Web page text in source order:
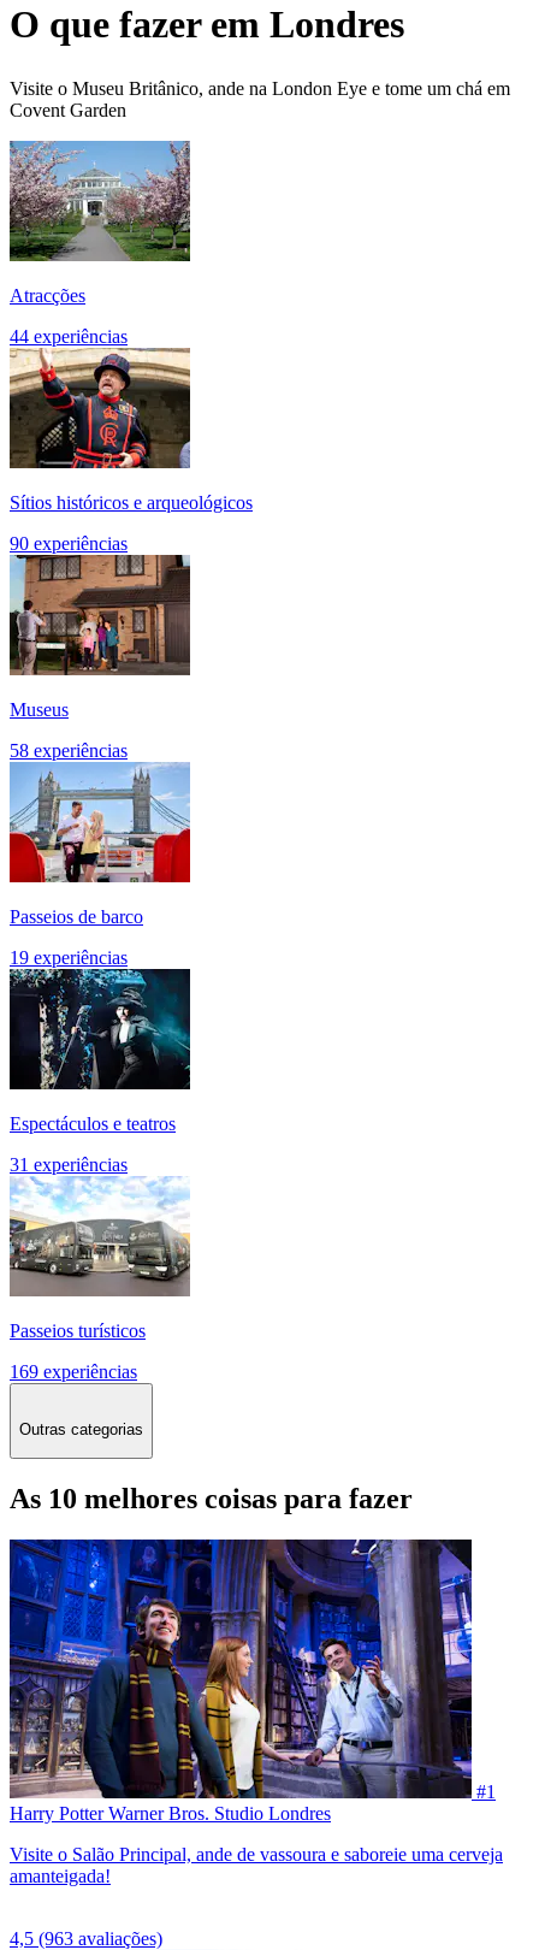
O que fazer em Londres
Visite o Museu Britânico, ande na London Eye e tome um chá em
Covent Garden
Atracções
44 experiências
Sítios históricos e arqueológicos
90 experiências
Museus
58 experiências
Passeios de barco
19 experiências
Espectáculos e teatros
31 experiências
Passeios turísticos
169 experiências
Outras categorias
As 10 melhores coisas para fazer
#1
Harry Potter Warner Bros. Studio Londres
Visite o Salão Principal, ande de vassoura e saboreie uma cerveja
amanteigada!
4,5 (963 avaliações)